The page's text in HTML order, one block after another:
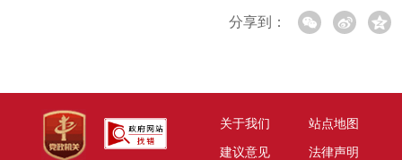
分享到：
关于我们
站点地图
建议意见
法律声明